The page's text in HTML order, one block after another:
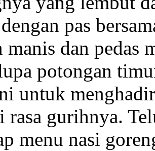
pas
manis dan pedas
potongan
untuk
rasa gurihnya.
menu nasi